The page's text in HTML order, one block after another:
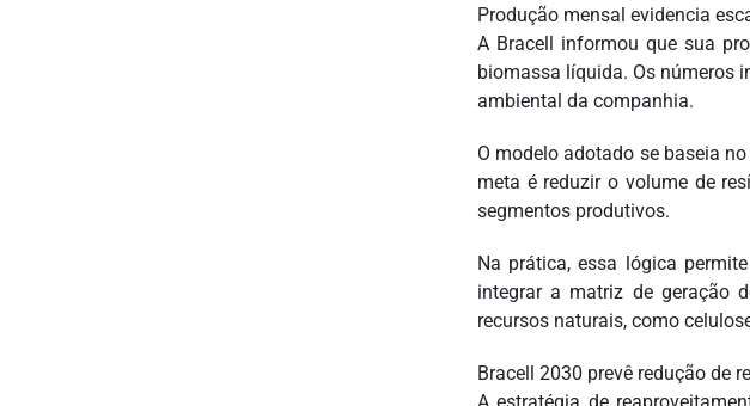
Produção mensal evidencia
A Bracell informou que sua
biomassa líquida. Os números
ambiental da companhia.
O modelo adotado se baseia
meta é reduzir o volume de
segmentos produtivos.
Na prática, essa lógica
integrar a matriz de geração
recursos naturais, como
Bracell 2030 prevê redução de